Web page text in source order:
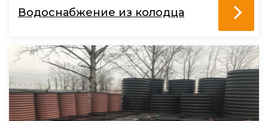
Водоснабжение из колодца